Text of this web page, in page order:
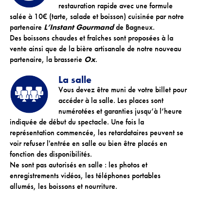
restauration rapide avec une formule
salée à 10€ (tarte, salade et boisson) cuisinée par notre
partenaire L’Instant Gourmandde Bagneux.
Des boissons chaudes et fraîches sont proposées à la
vente ainsi que de la bière artisanale de notre nouveau
partenaire, la brasserie Ox.
La salle
Vous devez être muni de votre billet pour
accéder à la salle. Les places sont
numérotées et garanties jusqu’à l’heure
indiquée de début du spectacle. Une fois la
représentation commencée, les retardataires peuvent se
voir refuser l'entrée en salle ou bien être placés en
fonction des disponibilités.
Ne sont pas autorisés en salle : les photos et
enregistrements vidéos, les téléphones portables
allumés, les boissons et nourriture.